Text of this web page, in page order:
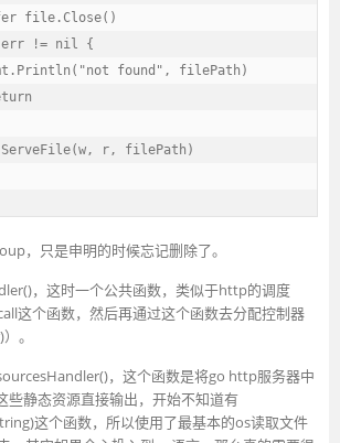
file.Close()
!= nil {
found", filePath)
r, filePath)
，只是申明的时候忘记删除了。
，这时一个公共函数，类似于http的调度
这个函数，然后再通过这个函数去分配控制器
。
，这个函数是将go http服务器中
些静态资源直接输出，开始不知道有
这个函数，所以使用了最基本的os读取文件